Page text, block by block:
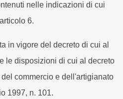
nelle indicazioni di cui
6.
in vigore del decreto di cui al
le disposizioni di cui al decreto
commercio e dell'artigianato
1997, n. 101.